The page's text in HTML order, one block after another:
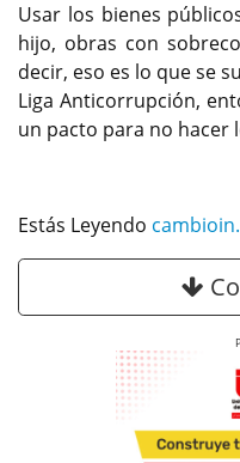
Usar los bienes
hijo, obras con
decir, eso es lo que se
Liga Anticorrupción,
un pacto para no hacer
Estás Leyendo